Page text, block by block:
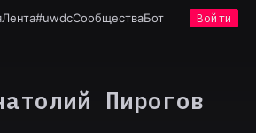
Лента#uwdcСообществаБот Войти
Пирогов